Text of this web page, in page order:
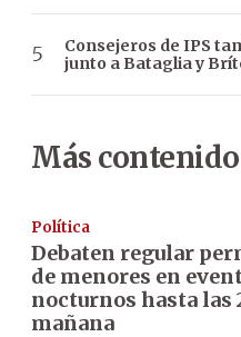
Consejeros de IPS
junto a Bataglia y
Más
Política
Debaten regular
de menores en
nocturnos hasta las
mañana